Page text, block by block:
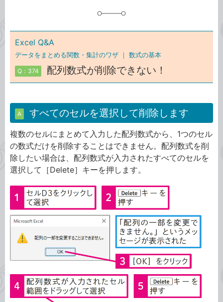
Excel Q&A
データをまとめる関数・集計のワザ ｜ 数式の基本
Q：374 配列数式が削除できない！
A すべてのセルを選択して削除します
複数のセルにまとめて入力した配列数式から、1つのセル
の数式だけを削除することはできません。配列数式を削
除したい場合は、配列数式が入力されたすべてのセルを
選択して［Delete］キーを押します。